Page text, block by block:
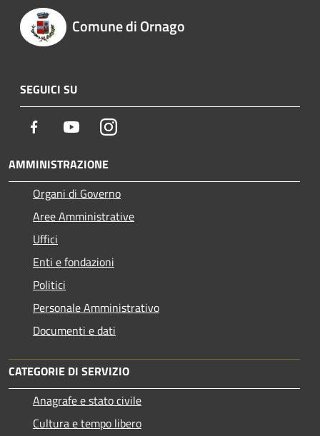
Comune di Ornago
SEGUICI SU
Facebook YoutubeInstagram
AMMINISTRAZIONE
Organi di Governo
Aree Amministrative
Uffici
Enti e fondazioni
Politici
Personale Amministrativo
Documenti e dati
CATEGORIE DI SERVIZIO
Anagrafe e stato civile
Cultura e tempo libero